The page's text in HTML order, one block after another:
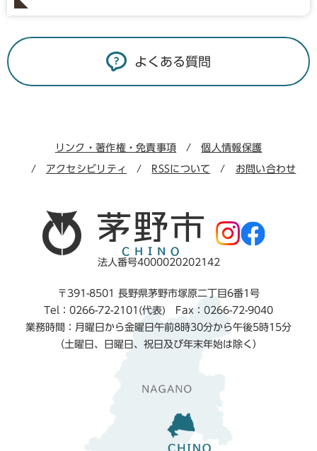
よくある質問
リンク・著作権・免責事項 個人情報保護
アクセシビリティ RSSについて お問い合わせ
法人番号4000020202142
〒391-8501 長野県茅野市塚原二丁目6番1号
Tel：0266-72-2101(代表) Fax：0266-72-9040
業務時間：月曜日から金曜日午前8時30分から午後5時15分
（土曜日、日曜日、祝日及び年末年始は除く）